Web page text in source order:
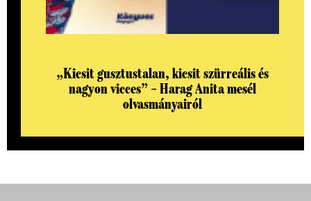
„Kicsit gusztustalan, kicsit szürreális és
nagyon vicces” – Harag Anita mesél
olvasmányairól